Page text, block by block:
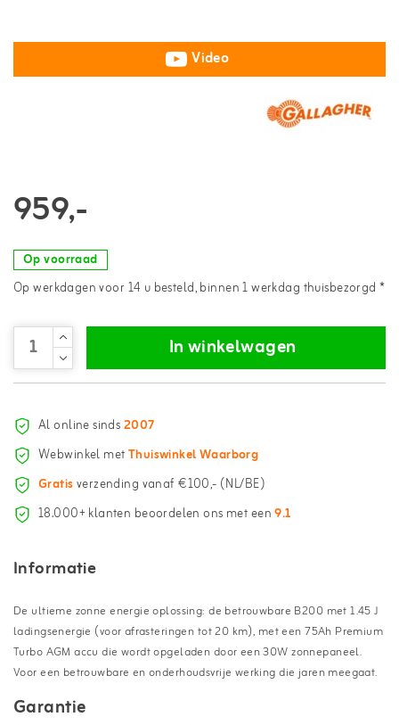
Video
959,-
Op voorraad
Op werkdagen voor 14 u besteld, binnen 1 werkdag thuisbezorgd *
In winkelwagen
Al online sinds2007
Webwinkel metThuiswinkel Waarborg
Gratisverzending vanaf €100,- (NL/BE)
18.000+ klanten beoordelen ons met een9.1
Informatie
De ultieme zonne energie oplossing: de betrouwbare B200 met 1.45 J
ladingsenergie (voor afrasteringen tot 20 km), met een 75Ah Premium
Turbo AGM accu die wordt opgeladen door een 30W zonnepaneel.
Voor een betrouwbare en onderhoudsvrije werking die jaren meegaat.
Garantie